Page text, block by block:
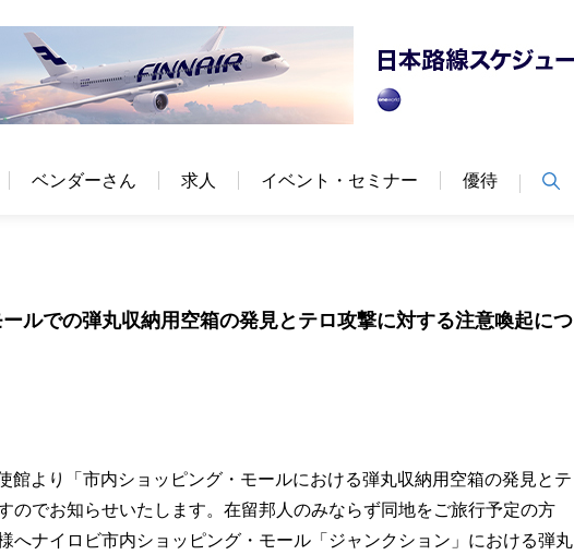
ベンダーさん 求人 イベント・セミナー 優待
ルでの弾丸収納用空箱の発見とテロ攻撃に対する注意喚起につ
館より「市内ショッピング・モールにおける弾丸収納用空箱の発見とテ
のでお知らせいたします。在留邦人のみならず同地をご旅行予定の方
へナイロビ市内ショッピング・モール「ジャンクション」における弾丸